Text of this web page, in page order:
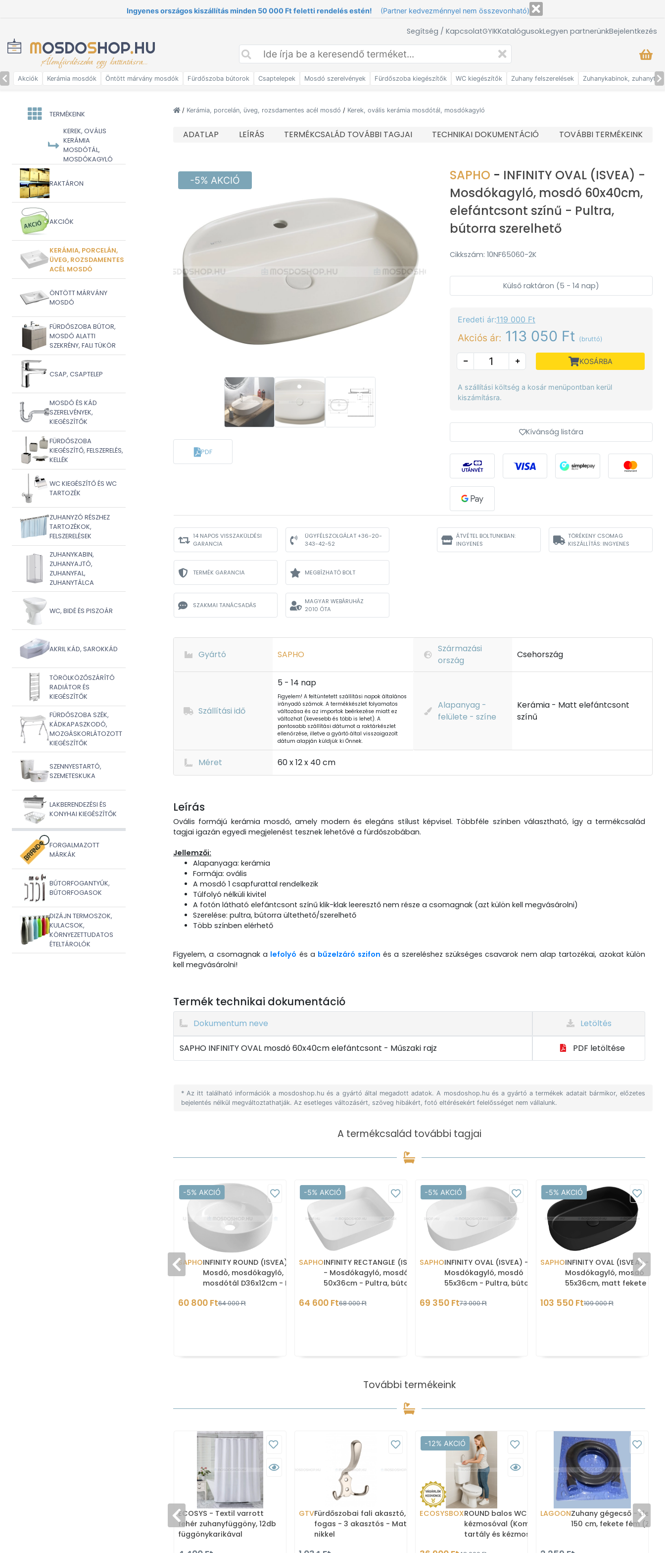
Ingyenes országos kiszállítás minden 50 000 Ft feletti rendelés estén! (Partner kedvezménnyel nem összevonható)
Segítség / KapcsolatGYIKKatalógusokLegyen partnerünkBejelentkezés
MOSDOSHOP.HU
Álomfürdőszoba egy kattintásra...
Akciók Kerámia mosdók Öntött márvány mosdók Fürdőszoba bútorok Csaptelepek Mosdó szerelvények Fürdőszoba kiegészítők WC kiegészítők Zuhany felszerelések Zuhanykabinok,
TERMÉKEINK
KEREK, OVÁLIS
KERÁMIA
MOSDÓTÁL,
MOSDÓKAGYLÓ
RAKTÁRON
AKCIÓK
KERÁMIA, PORCELÁN,
ÜVEG, ROZSDAMENTES
ACÉL MOSDÓ
ÖNTÖTT MÁRVÁNY
MOSDÓ
FÜRDŐSZOBA BÚTOR,
MOSDÓ ALATTI
SZEKRÉNY, FALI TÜKÖR
CSAP, CSAPTELEP
MOSDÓ ÉS KÁD
SZERELVÉNYEK,
KIEGÉSZÍTŐK
FÜRDŐSZOBA
KIEGÉSZÍTŐ, FELSZERELÉS,
KELLÉK
WC KIEGÉSZÍTŐ ÉS WC
TARTOZÉK
ZUHANYZÓ RÉSZHEZ
TARTOZÉKOK,
FELSZERELÉSEK
ZUHANYKABIN,
ZUHANYAJTÓ,
ZUHANYFAL,
ZUHANYTÁLCA
WC, BIDÉ ÉS PISZOÁR
AKRIL KÁD, SAROKKÁD
TÖRÖLKÖZŐSZÁRÍTÓ
RADIÁTOR ÉS
KIEGÉSZÍTŐK
FÜRDŐSZOBA SZÉK,
KÁDKAPASZKODÓ,
MOZGÁSKORLÁTOZOTT
KIEGÉSZÍTŐK
SZENNYESTARTÓ,
SZEMETESKUKA
LAKBERENDEZÉSI ÉS
KONYHAI KIEGÉSZÍTŐK
FORGALMAZOTT
MÁRKÁK
BÚTORFOGANTYÚK,
BÚTORFOGASOK
DIZÁJN TERMOSZOK,
KULACSOK,
KÖRNYEZETTUDATOS
ÉTELTÁROLÓK
/ Kerámia, porcelán, üveg, rozsdamentes acél mosdó / Kerek, ovális kerámia mosdótál, mosdókagyló
ADATLAP LEÍRÁS TERMÉKCSALÁD TOVÁBBI TAGJAI TECHNIKAI DOKUMENTÁCIÓ TOVÁBBI TERMÉKEINK
-5% AKCIÓ
PDF
SAPHO - INFINITY OVAL (ISVEA) -
Mosdókagyló, mosdó 60x40cm,
elefántcsont színű - Pultra,
bútorra szerelhető
Cikkszám: 10NF65060-2K
Külső raktáron (5 - 14 nap)
Eredeti ár:119 000 Ft
Akciós ár: 113 050 Ft (bruttó)
KOSÁRBA
A szállítási költség a kosár menüpontban kerül
kiszámításra.
Kívánság listára
14 NAPOS VISSZAKÜLDÉSI
GARANCIA
ÜGYFÉLSZOLGÁLAT +36-20-
343-42-52
TERMÉK GARANCIA MEGBÍZHATÓ BOLT
SZAKMAI TANÁCSADÁS
MAGYAR WEBÁRUHÁZ
2010 ÓTA
ÁTVÉTEL BOLTUNKBAN:
INGYENES
TÖRÉKENY CSOMAG
KISZÁLLÍTÁS: INGYENES
Gyártó SAPHO
Származási
ország
Csehország
Szállítási idő
5 - 14 nap
Figyelem! A feltüntetett szállítási napok általános
irányadó számok. A termékkészlet folyamatos
változása és az importok beérkezése miatt ez
változhat (kevesebb és több is lehet). A
pontosabb szállítási dátumot a raktárkészlet
ellenőrzése, illetve a gyártó által visszaigazolt
dátum alapján küldjük ki Önnek.
Alapanyag -
felülete - színe
Kerámia - Matt elefántcsont
színű
Méret 60 x 12 x 40 cm
Leírás
Ovális formájú kerámia mosdó, amely modern és elegáns stílust képvisel. Többféle színben választható, így a termékcsalád
tagjai igazán egyedi megjelenést tesznek lehetővé a fürdőszobában.
Jellemzői:
Alapanyaga: kerámia
Formája: ovális
A mosdó 1 csapfurattal rendelkezik
Túlfolyó nélküli kivitel
A fotón látható elefántcsont színű klik-klak leeresztő nem része a csomagnak (azt külön kell megvásárolni)
Szerelése: pultra, bútorra ültethető/szerelhető
Több színben elérhető
Figyelem, a csomagnak a lefolyó és a bűzelzáró szifon és a szereléshez szükséges csavarok nem alap tartozékai, azokat külön
kell megvásárolni!
Termék technikai dokumentáció
Dokumentum neve Letöltés
SAPHO INFINITY OVAL mosdó 60x40cm elefántcsont - Műszaki rajz PDF letöltése
* Az itt található információk a mosdoshop.hu és a gyártó által megadott adatok. A mosdoshop.hu és a gyártó a termékek adatait bármikor, előzetes
bejelentés nélkül megváltoztathatják. Az esetleges változásért, szöveg hibákért, fotó eltérésekért felelősséget nem vállalunk.
A termékcsalád további tagjai
-5% AKCIÓ
SAPHOINFINITY ROUND (ISVEA) -
Mosdó, mosdókagyló,
mosdótál D36x12cm - Fehér
ültethető
60 800 Ft64 000 Ft
-5% AKCIÓ
SAPHOINFINITY RECTANGLE (ISVEA)
- Mosdókagyló, mosdó
50x36cm - Pultra, bútorra
64 600 Ft68 000 Ft
-5% AKCIÓ
SAPHOINFINITY OVAL (ISVEA) -
Mosdókagyló, mosdó
55x36cm - Pultra, bútorra
69 350 Ft73 000 Ft
-5% AKCIÓ
SAPHOINFINITY OVAL (ISVEA) -
Mosdókagyló, mosdó
55x36cm, matt fekete -
Kerám
103 550 Ft109 000 Ft
További termékeink
ECOSYS - Textil varrott
fehér zuhanyfüggöny, 12db
függönykarikával
GTVFürdőszobai fali akasztó,
fogas - 3 akasztós - Matt
nikkel
-12% AKCIÓ
ECOSYSBOXROUND balos WC tartály
kézmosóval (Kombi WC
tartály és kézmosó)
LAGOONZuhany gégecső -
150 cm, fekete fém